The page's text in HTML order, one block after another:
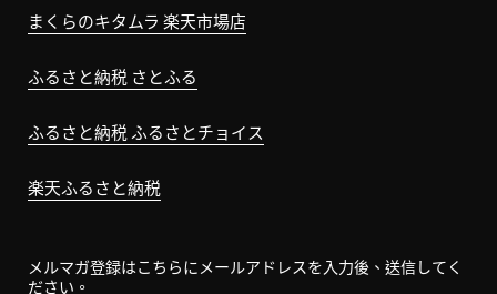
まくらのキタムラ 楽天市場店
ふるさと納税 さとふる
ふるさと納税 ふるさとチョイス
楽天ふるさと納税
メルマガ登録はこちらにメールアドレスを入力後、送信してく
ださい。